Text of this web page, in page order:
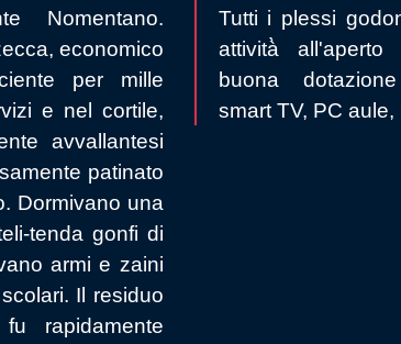
Nomentano.
economico
per mille
e nel cortile,
avvallantesi
patinato
Dormivano una
tenda gonfi di
armi e zaini
Il residuo
rapidamente
Tutti i plessi
attività̀
buona
smart TV, PC aule,